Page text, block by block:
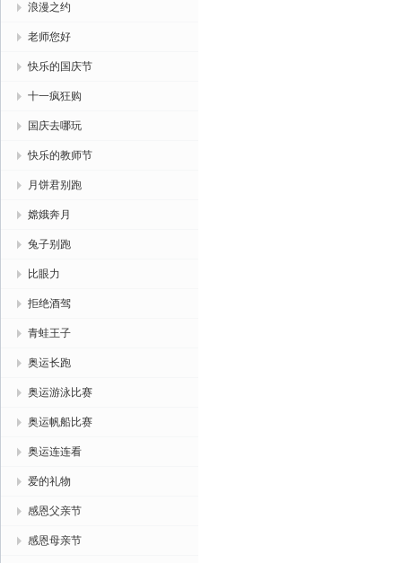
浪漫之约
老师您好
快乐的国庆节
十一疯狂购
国庆去哪玩
快乐的教师节
月饼君别跑
嫦娥奔月
兔子别跑
比眼力
拒绝酒驾
青蛙王子
奥运长跑
奥运游泳比赛
奥运帆船比赛
奥运连连看
爱的礼物
感恩父亲节
感恩母亲节